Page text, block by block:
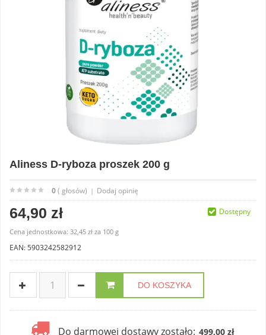
Aliness D-ryboza proszek 200 g
0( głosów) | Dodaj opinię
64,90 zł
Cena jednostkowa: 32,45 zł za 100 g
EAN: 5903242582912
DO KOSZYKA
Do darmowej dostawy zostało: 499,00 zł
Dostępny